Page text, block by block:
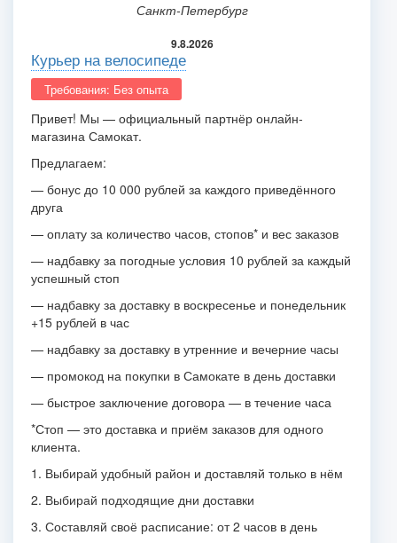
Санкт-Петербург
9.8.2026
Курьер на велосипеде
Требования: Без опыта
Привет! Мы — официальный партнёр онлайн-
магазина Самокат.
Предлагаем:
— бонус до 10 000 рублей за каждого приведённого
друга
— оплату за количество часов, стопов* и вес заказов
— надбавку за погодные условия 10 рублей за каждый
успешный стоп
— надбавку за доставку в воскресенье и понедельник
+15 рублей в час
— надбавку за доставку в утренние и вечерние часы
— промокод на покупки в Самокате в день доставки
— быстрое заключение договора — в течение часа
*Стоп — это доставка и приём заказов для одного
клиента.
1. Выбирай удобный район и доставляй только в нём
2. Выбирай подходящие дни доставки
3. Составляй своё расписание: от 2 часов в день